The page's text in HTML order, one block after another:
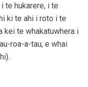
te hukarere, i te
ki te ahi i roto i te
kei te whakatuwhera i
roa-a-tau, e whai